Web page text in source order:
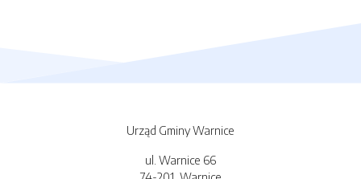
Urząd Gminy Warnice
ul. Warnice 66